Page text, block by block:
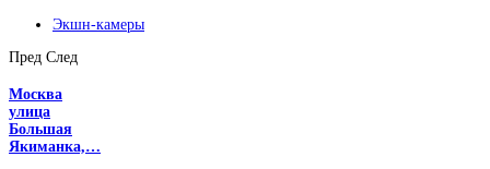
Экшн-камеры
Пред След
Москва
улица
Большая
Якиманка,…